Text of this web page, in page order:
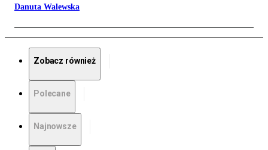
Danuta Walewska
Zobacz również
Polecane
Najnowsze